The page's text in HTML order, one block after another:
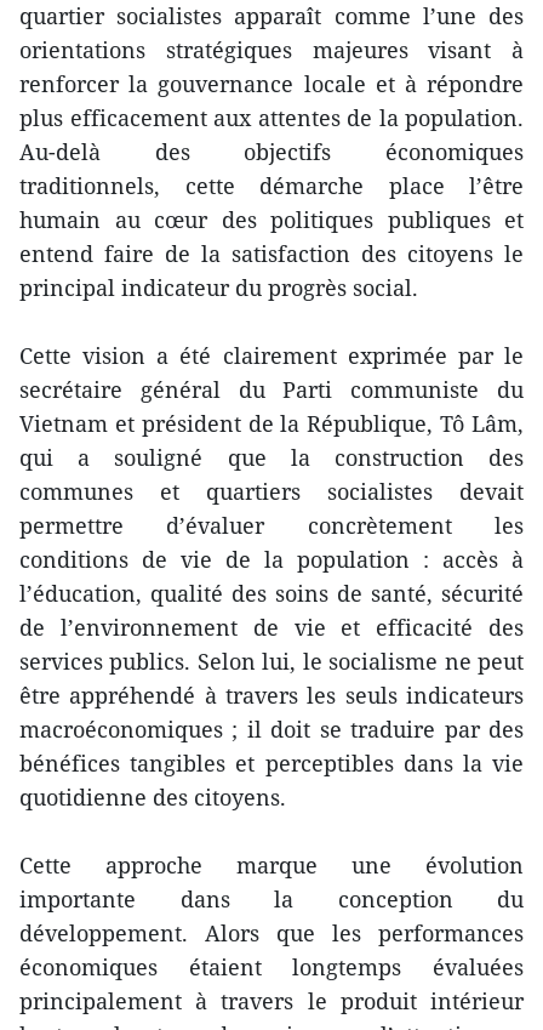
quartier socialistes apparaît comme l’une des
orientations stratégiques majeures visant à
renforcer la gouvernance locale et à répondre
plus efficacement aux attentes de la population.
Au-delà des objectifs économiques
traditionnels, cette démarche place l’être
humain au cœur des politiques publiques et
entend faire de la satisfaction des citoyens le
principal indicateur du progrès social.
Cette vision a été clairement exprimée par le
secrétaire général du Parti communiste du
Vietnam et président de la République, Tô Lâm,
qui a souligné que la construction des
communes et quartiers socialistes devait
permettre d’évaluer concrètement les
conditions de vie de la population : accès à
l’éducation, qualité des soins de santé, sécurité
de l’environnement de vie et efficacité des
services publics. Selon lui, le socialisme ne peut
être appréhendé à travers les seuls indicateurs
macroéconomiques ; il doit se traduire par des
bénéfices tangibles et perceptibles dans la vie
quotidienne des citoyens.
Cette approche marque une évolution
importante dans la conception du
développement. Alors que les performances
économiques étaient longtemps évaluées
principalement à travers le produit intérieur